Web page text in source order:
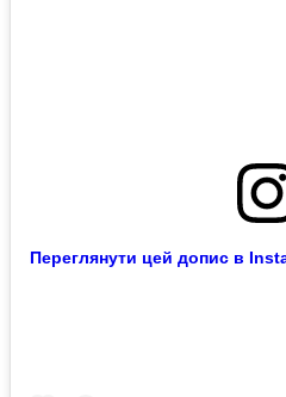
Переглянути цей допис в